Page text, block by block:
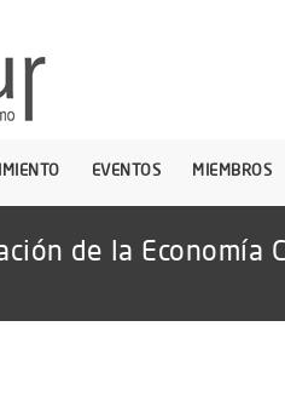
EVENTOS MIEMBROS
de la